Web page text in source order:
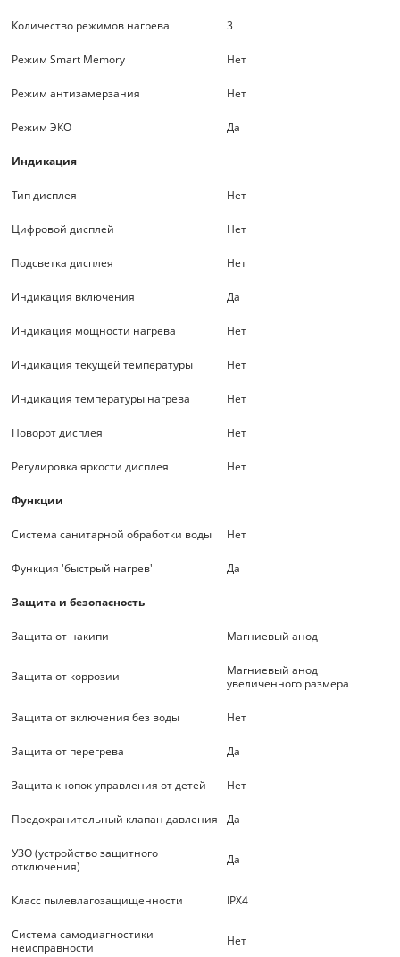
Количество режимов нагрева 3
Режим Smart Memory Нет
Режим антизамерзания Нет
Режим ЭКО Да
Индикация
Тип дисплея Нет
Цифровой дисплей Нет
Подсветка дисплея Нет
Индикация включения Да
Индикация мощности нагрева Нет
Индикация текущей температуры Нет
Индикация температуры нагрева Нет
Поворот дисплея Нет
Регулировка яркости дисплея Нет
Функции
Система санитарной обработки воды Нет
Функция 'быстрый нагрев' Да
Защита и безопасность
Защита от накипи Магниевый анод
Защита от коррозии
Магниевый анод
увеличенного размера
Защита от включения без воды Нет
Защита от перегрева Да
Защита кнопок управления от детей Нет
Предохранительный клапан давления Да
УЗО (устройство защитного
отключения)
Да
Класс пылевлагозащищенности IPX4
Система самодиагностики
неисправности
Нет